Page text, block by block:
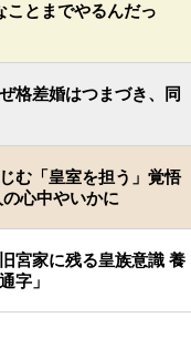
ことまでやるんだっ
格差婚はつまづき、同
む「皇室を担う」覚悟
心中やいかに
宮家に残る皇族意識 養
字」